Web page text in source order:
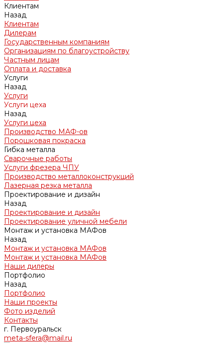
Клиентам
Назад
Клиентам
Дилерам
Государственным компаниям
Организациям по благоустройству
Частным лицам
Оплата и доставка
Услуги
Назад
Услуги
Услуги цеха
Назад
Услуги цеха
Производство МАФ-ов
Порошковая покраска
Гибка металла
Сварочные работы
Услуги фрезера ЧПУ
Производство металлоконструкций
Лазерная резка металла
Проектирование и дизайн
Назад
Проектирование и дизайн
Проектирование уличной мебели
Монтаж и установка МАФов
Назад
Монтаж и установка МАФов
Монтаж и установка МАФов
Наши дилеры
Портфолио
Назад
Портфолио
Наши проекты
Фото изделий
Контакты
г. Первоуральск
meta-sfera@mail.ru